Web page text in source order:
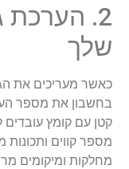
2. הערכת
שלך
כאשר מעריכים את
בחשבון את מספר
קטן עם קומץ
מספר קווים
מחלקות ומיקומים